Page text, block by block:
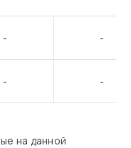
- -
- -
на данной